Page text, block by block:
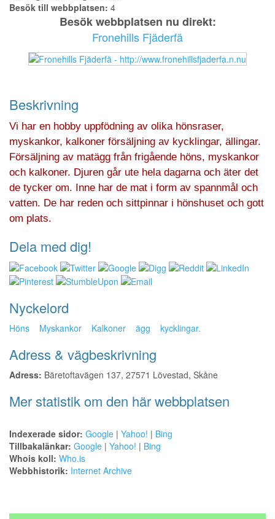
Besök till webbplatsen: 4
Besök webbplatsen nu direkt:
Fronehills Fjäderfä
Beskrivning
Vi har en hobby uppfödning av olika hönsraser,
myskankor, kalkoner försäljning av kycklingar, ällingar.
Försäljning av matägg från frigående höns, myskankor
och kalkoner. Djuren går ute hela dagarna och äter det
de tycker om. Inne har de mat i form av spannmål och
vatten. De har reden och sittpinnar i hönshuset och gott
om plats.
Dela med dig!
Nyckelord
Höns Myskankor Kalkoner ägg kycklingar.
Adress & vägbeskrivning
Adress: Bäretoftavägen 137, 27571 Lövestad, Skåne
Mer statistik om den här webbplatsen
Indexerade sidor: Google | Yahoo! | Bing
Tillbakalänkar: Google | Yahoo! | Bing
Whois koll: Who.is
Webbhistorik: Internet Archive